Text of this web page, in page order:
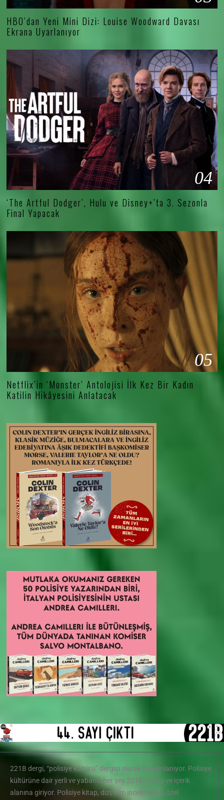
HBO’dan Yeni Mini Dizi: Louise Woodward Davası
Ekrana Uyarlanıyor
04
‘The Artful Dodger’, Hulu ve Disney+’ta 3. Sezonla
Final Yapacak
05
Netflix’in ‘Monster’ Antolojisi İlk Kez Bir Kadın
Katilin Hikâyesini Anlatacak
221B dergi, “polisiye kültürü” dergisi olarak konumlanıyor. Polisiye
kültürüne dair yerli ve yabancı her şey 221B’nin ilgi ve içerik
alanına giriyor. Polisiye kitap, dizi, film incelemeleri, özel